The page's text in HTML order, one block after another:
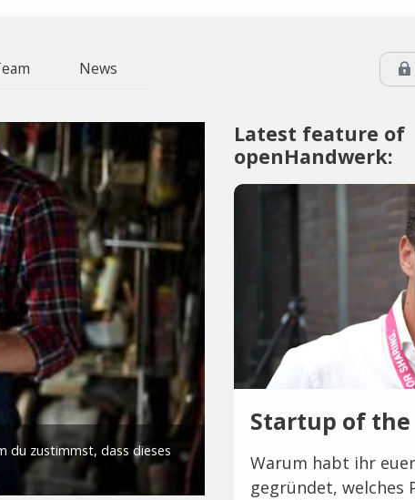
News
Latest feature of
openHandwerk:
Startup of
Warum habt ihr
gegründet, welches